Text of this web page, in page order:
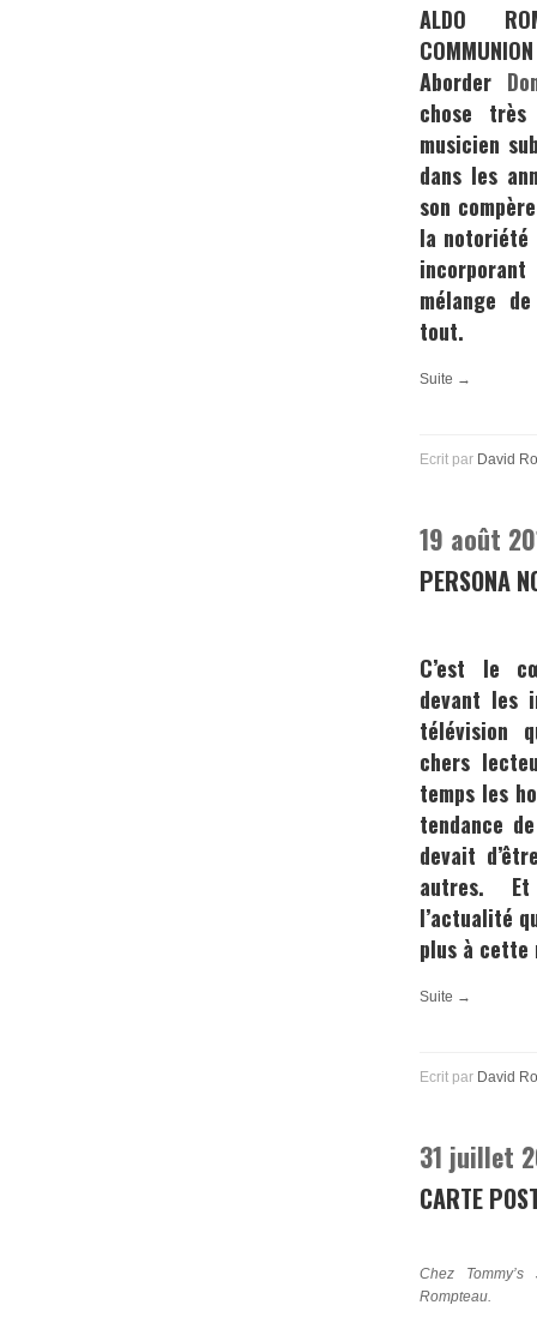
ALDO
Aborder
chose
musicien
dans les
son
la notoriété
mélange
tout.
Suite →
Ecrit par David
19 août
PERSONA
C’est le
devant les
télévision
chers
temps les
tendance
devait
autres.
l’actualité
plus à cette
Suite →
Ecrit par David
31 juillet
CARTE
Chez
Rompteau.